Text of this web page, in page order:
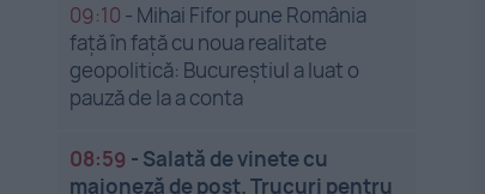
09:10 - Mihai Fifor pune România
față în față cu noua realitate
geopolitică: Bucureștiul a luat o
pauză de la a conta
08:59 - Salată de vinete cu
maioneză de post. Trucuri pentru